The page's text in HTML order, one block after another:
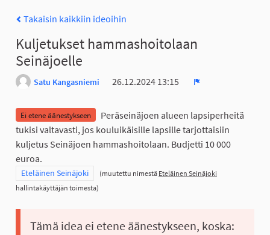
Takaisin kaikkiin ideoihin
Kuljetukset hammashoitolaan
Seinäjoelle
Satu Kangasniemi
26.12.2024 13:15
Ei etene äänestykseen
Peräseinäjoen alueen lapsiperheitä
tukisi valtavasti, jos kouluikäisille lapsille tarjottaisiin
kuljetus Seinäjoen hammashoitolaan. Budjetti 10 000
euroa.
Rajaa tulokset teeman mukaan: Eteläinen Seinäjoki
Eteläinen Seinäjoki (muutettu nimestä Eteläinen Seinäjoki
hallintakäyttäjän toimesta)
Tämä idea ei etene äänestykseen, koska: